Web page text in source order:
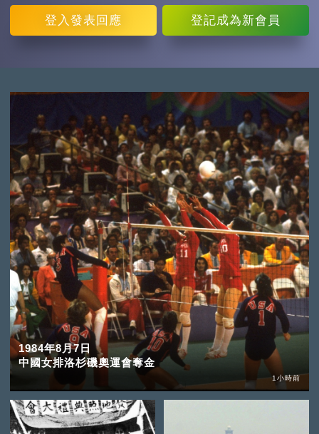
登入 發表回應 登記成為新會員
1984年8月7日
中國女排洛杉磯奧運會奪金
1小時前